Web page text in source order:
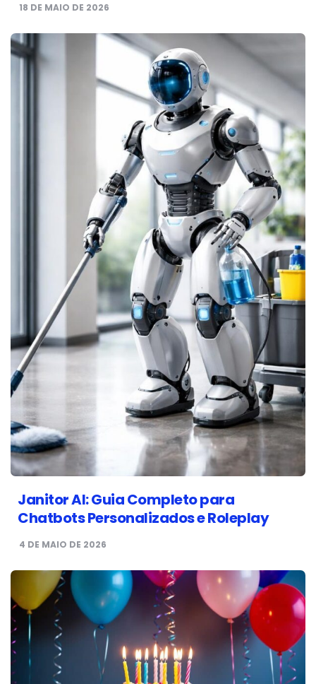
18 DE MAIO DE 2026
Janitor AI: Guia Completo para
Chatbots Personalizados e Roleplay
4 DE MAIO DE 2026